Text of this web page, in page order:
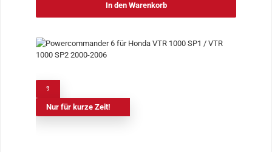
In den Warenkorb
Nur für kurze Zeit!